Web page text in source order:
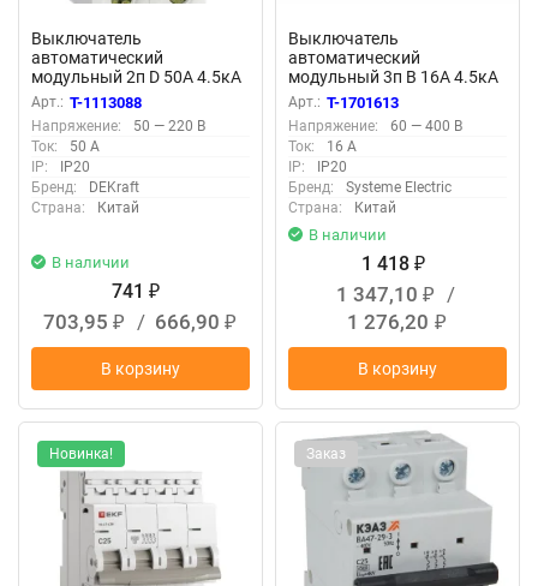
Выключатель
автоматический
модульный 2п D 50А 4.5кА
ВА-101 DEKraft 11119DEK
Арт.: T-1113088
Напряжение:
50 — 220 В
Ток:
50 А
IP:
IP20
Бренд:
DEKraft
Страна:
Китай
В наличии
741 ₽
703,95 ₽ / 666,90 ₽
В корзину
Выключатель
автоматический
модульный 3п B 16А 4.5кА
City9 Set 400В SE C9F14316
Арт.: T-1701613
Напряжение:
60 — 400 В
Ток:
16 А
IP:
IP20
Бренд:
Systeme Electric
Страна:
Китай
В наличии
1 418 ₽
1 347,10 ₽
/
1 276,20 ₽
В корзину
Новинка! Заказ